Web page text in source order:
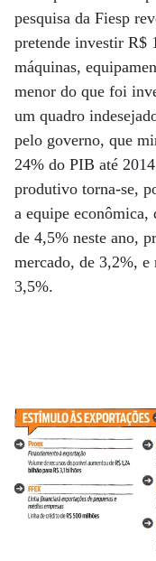
pesquisa da Fiesp
pretende investir R$
máquinas,
menor do que foi
um quadro
pelo governo, que
24% do PIB até
produtivo torna-se,
a equipe econômica,
de 4,5% neste ano,
mercado, de 3,2%,
3,5%.